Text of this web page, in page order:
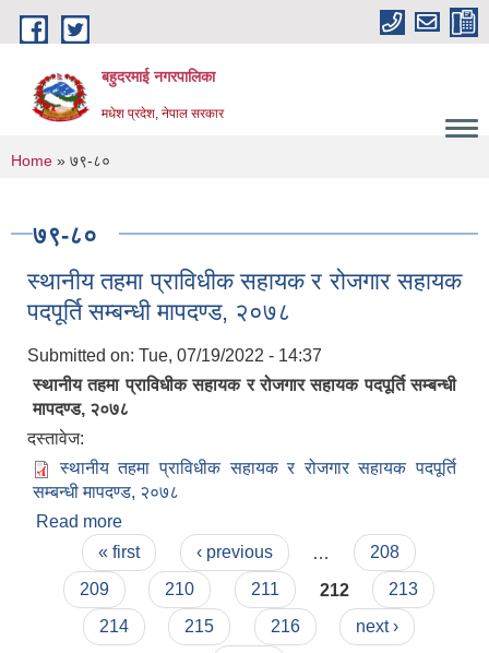
Skip to main content
बहुदरमाई नगरपालिका
मधेश प्रदेश, नेपाल सरकार
You are here
Home » ७९-८०
७९-८०
स्थानीय तहमा प्राविधीक सहायक र रोजगार सहायक
पदपूर्ति सम्बन्धी मापदण्ड, २०७८
Submitted on: Tue, 07/19/2022 - 14:37
स्थानीय तहमा प्राविधीक सहायक र रोजगार सहायक पदपूर्ति सम्बन्धी
मापदण्ड, २०७८
दस्तावेज:
स्थानीय तहमा प्राविधीक सहायक र रोजगार सहायक पदपूर्ति
सम्बन्धी मापदण्ड, २०७८
Read more
पदपूर्ति सम्बन्धी मापदण्ड, २०७८
Pages« first ‹ previous
208
209
210 211 212
213
214
215 216
next ›